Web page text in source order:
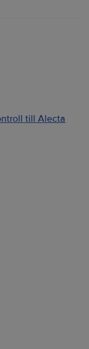
till Alecta